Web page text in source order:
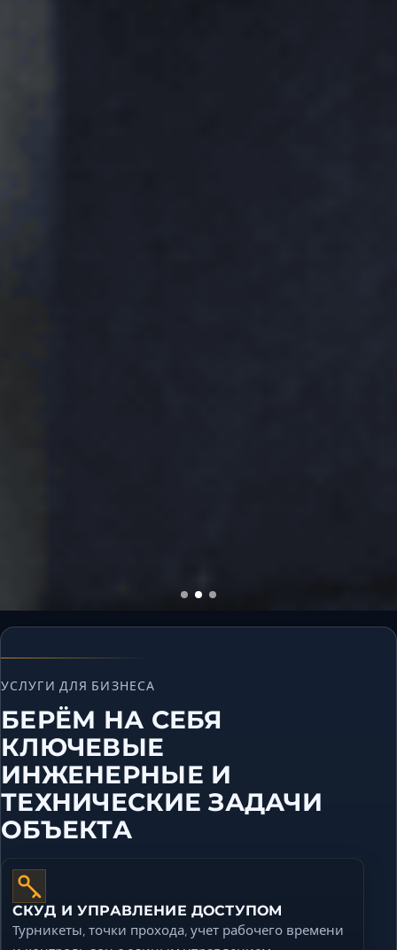
УСЛУГИ ДЛЯ БИЗНЕСА
БЕРЁМ НА СЕБЯ
КЛЮЧЕВЫЕ
ИНЖЕНЕРНЫЕ И
ТЕХНИЧЕСКИЕ ЗАДАЧИ
ОБЪЕКТА
СКУД И УПРАВЛЕНИЕ ДОСТУПОМ
Турникеты, точки прохода, учет рабочего времени